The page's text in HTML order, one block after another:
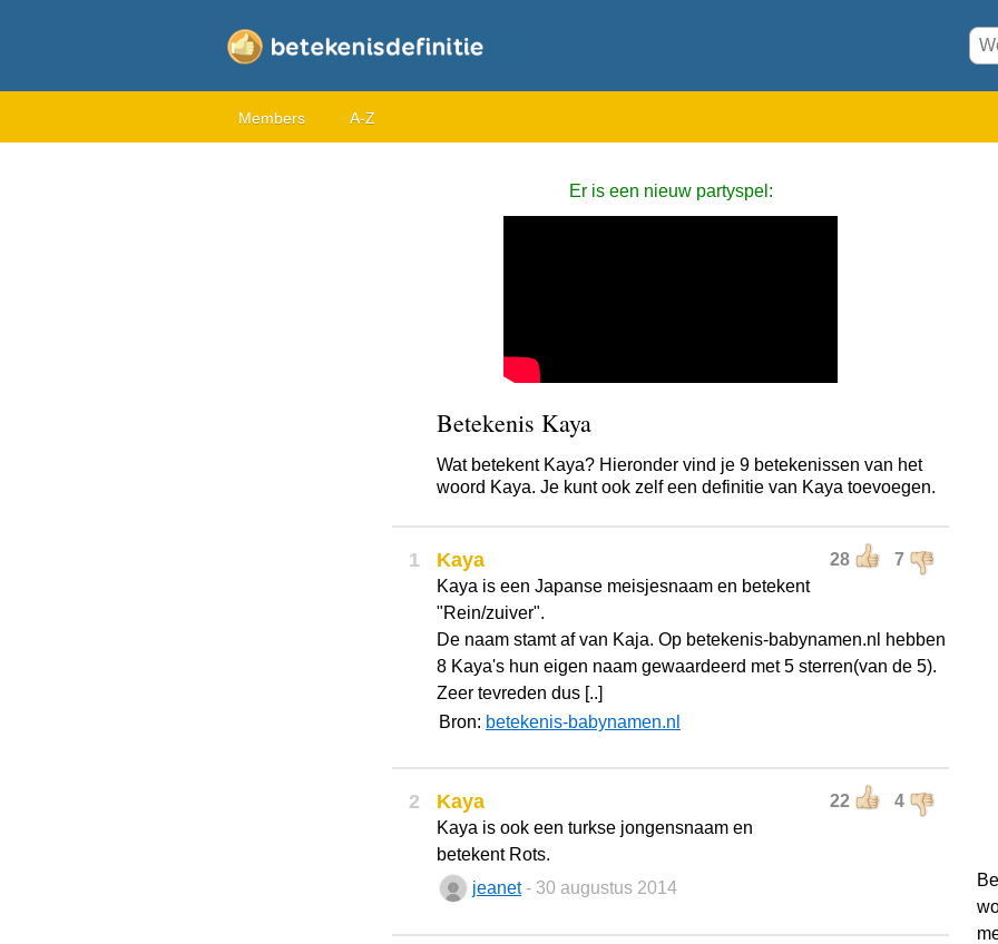
Members A-Z
Er is een nieuw partyspel:
Betekenis Kaya
Wat betekent Kaya? Hieronder vind je 9 betekenissen van het
woord Kaya. Je kunt ook zelf een definitie van Kaya toevoegen.
1 28 7
Kaya
Kaya is een Japanse meisjesnaam en betekent
"Rein/zuiver".
De naam stamt af van Kaja. Op betekenis-babynamen.nl hebben
8 Kaya's hun eigen naam gewaardeerd met 5 sterren(van de 5).
Zeer tevreden dus [..]
Bron: betekenis-babynamen.nl
2 22 4
Kaya
Kaya is ook een turkse jongensnaam en
betekent Rots.
jeanet - 30 augustus 2014